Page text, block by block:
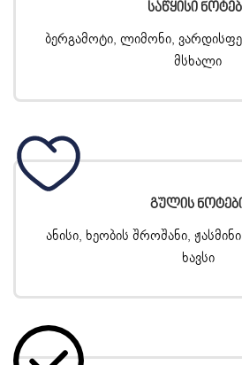
Საწყისი
ბერგამოტი, ლიმონი,
მსხალი
Გულის
ანისი, ხეობის შროშანი,
ხავსი